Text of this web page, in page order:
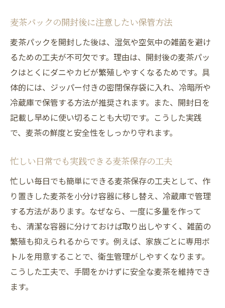
麦茶本来の美味しさを守る保存の工夫
安全な麦茶を楽しむための実践的なコツ
麦茶の効能を活かす保存法と健康管理
専門店に学ぶ麦茶の美味しさ維持術
日常で実践できる麦茶の正しい保存法
毎日できる麦茶の正しい保存手順を解説
家庭で実践しやすい麦茶保存のポイント
忙しい家庭でも続けられる麦茶保存法
麦茶パックの管理で日常の衛生を保つ方法
家族の健康を守るための麦茶保存の基本
安全な麦茶生活を送るためのポイント
安心して飲める麦茶の選び方と保存の工夫
麦茶を安全に楽しむための生活習慣とは
衛生的な麦茶管理で家族を守る実践術
麦茶の保存期間を守る安全な飲み方
麦茶パックの開封後に注意したい保管方法
麦茶パックを開封した後は、湿気や空気中の雑菌を避け
るための工夫が不可欠です。理由は、開封後の麦茶パッ
クはとくにダニやカビが繁殖しやすくなるためです。具
体的には、ジッパー付きの密閉保存袋に入れ、冷暗所や
冷蔵庫で保管する方法が推奨されます。また、開封日を
記載し早めに使い切ることも大切です。こうした実践
で、麦茶の鮮度と安全性をしっかり守れます。
忙しい日常でも実践できる麦茶保存の工夫
忙しい毎日でも簡単にできる麦茶保存の工夫として、作
り置きした麦茶を小分け容器に移し替え、冷蔵庫で管理
する方法があります。なぜなら、一度に多量を作って
も、清潔な容器に分けておけば取り出しやすく、雑菌の
繁殖も抑えられるからです。例えば、家族ごとに専用ボ
トルを用意することで、衛生管理がしやすくなります。
こうした工夫で、手間をかけずに安全な麦茶を維持でき
ます。